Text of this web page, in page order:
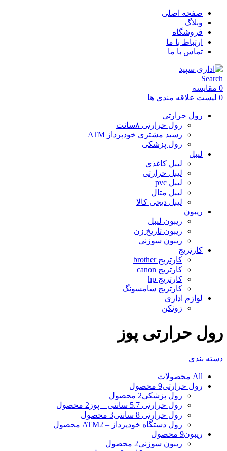
صفحه اصلی
وبلاگ
فروشگاه
ارتباط با ما
تماس با ما
Search
0 مقایسه
0 لیست علاقه مندی ها
رول حرارتی
رول حرارتی ۸سانت
رسید مشتری خودپرداز ATM
رول پزشکی
لیبل
لیبل کاغذی
لیبل حرارتی
لیبل pvc
لیبل متال
لیبل دیجی کالا
ریبون
ریبون لیبل
ریبون تاریخ زن
ریبون سوزنی
کارتریج
کارتریج brother
کارتریج canon
کارتریج hp
کارتریج سامسونگ
لوازم اداری
زونکن
رول حرارتی پوز
دسته بندی
All محصولات
رول حرارتی9 محصول
رول پزشکی2 محصول
رول حرارتی 5.7 سانتی – پوز
2 محصول
رول حرارتی 8 سانتی
3 محصول
رول دستگاه خودپرداز – ATM 2 محصول
ریبون9 محصول
ریبون سوزنی2 محصول